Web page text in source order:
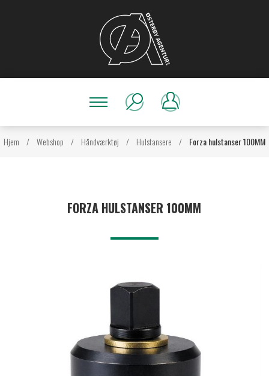
Hjem / Webshop / Håndværktøj / Hulstansere / Forza hulstanser 100MM
FORZA HULSTANSER 100MM